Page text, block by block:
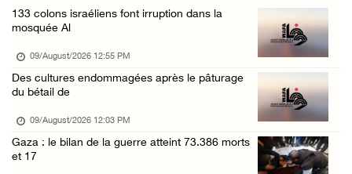
Des colons attaquent le village d'Abu Falah
Plusieurs cas d’asphyxie lors du raid des fo ...
08/August/2026 06:16 PM
Une session du Conseil de sécurité sur la Ci ...
08/August/2026 05:15 PM
133 colons israéliens font irruption dans la
mosquée Al
09/August/2026 12:55 PM
Des cultures endommagées après le pâturage
du bétail de
09/August/2026 12:03 PM
Gaza : le bilan de la guerre atteint 73.386 morts
et 17